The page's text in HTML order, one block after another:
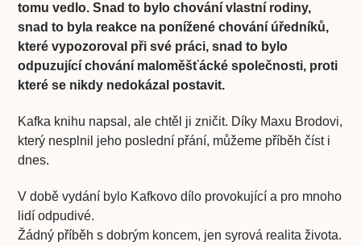
tomu vedlo. Snad to bylo chování vlastní rodiny,
snad to byla reakce na ponížené chování úředníků,
které vypozoroval při své práci, snad to bylo
odpuzující chování maloměšťácké společnosti, proti
které se nikdy nedokázal postavit.
Kafka knihu napsal, ale chtěl ji zničit. Díky Maxu Brodovi,
který nesplnil jeho poslední přání, můžeme příběh číst i
dnes.
V době vydání bylo Kafkovo dílo provokující a pro mnoho
lidí odpudivé.
Žádný příběh s dobrým koncem, jen syrová realita života.